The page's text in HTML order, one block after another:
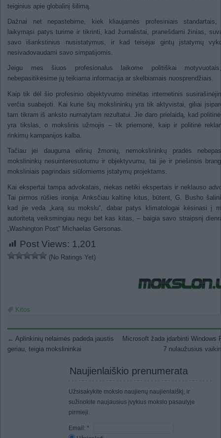
teiginius apie globalinį šilimą.
Dažnai net nepastebime, kiek kliaujamės profesiniais standartais,
laikymąsi patys turime ir tikrinti, kad žurnalistai, pranešdami žinias,
savo išankstinius nusistatymus, ir kad teisėjai gintų įstatymų
nesivadovaudami savo simpatijomis.
Jeigu mes šiuos profesionalus laikome politiškai
nebepasitikėsime jų teikiama informacija ar skelbiamais nuosprendžiais.
Kaip tik dėl šio profesinio objektyvumo minėtas internetinis
verčia suabejoti. Kai kurie šių mokslininkų yra tik aktyvistai, giliai
tam tikram iš anksto numatytam rezultatui. Jie daro prielaidą, kad
yra tikslas, o mokslinis užmojis – tik priemonė, kaip ir politinė
rinkimų kampanijos kalba.
Tačiau jei dauguma eilinių žmonių, nemokslininkų pradės
mokslininkų nesuinteresuotumu ir objektyvumu, tai jie ir priešinsis
moksliniais pagrindais siūlomiems įstatymų projektams.
Kai ekspertai tampa advokatais, niekas netiki ekspertais ir neklauso
Tai pirmos rūšies ironija. Anksčiau kaltinę kitus, būtent, G. Busho
kad jie veda „karą su mokslu“, dabar patys klimatologai kėsinasi į
autoritetą veiksmingiau negu bet kas kitas, – baigia savo straipsnį
„Washington Post“ Michaelas Gersonas.
Post Views: 1,201
(No Ratings Yet)
Kitos
Post navigation
← Aplinkinių nelaimės padeda jaustis
geriau, teigia mokslininkai
Microsoft žada įdarbinti Windows
7 nulaužusius
Naujienlaiškio prenumerata
Užsisakykite mokslo naujienų naujienlaiškį, ir
sužinokite naujausius įvykius mokslo pasaulyje
pirmieji.
Email: *